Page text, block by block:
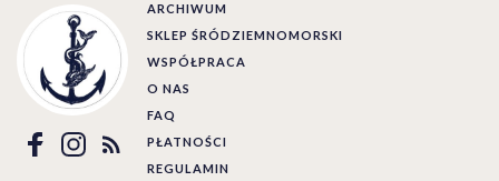
ARCHIWUM
SKLEP ŚRÓDZIEMNOMORSKI
WSPÓŁPRACA
O NAS
FAQ
PŁATNOŚCI
REGULAMIN